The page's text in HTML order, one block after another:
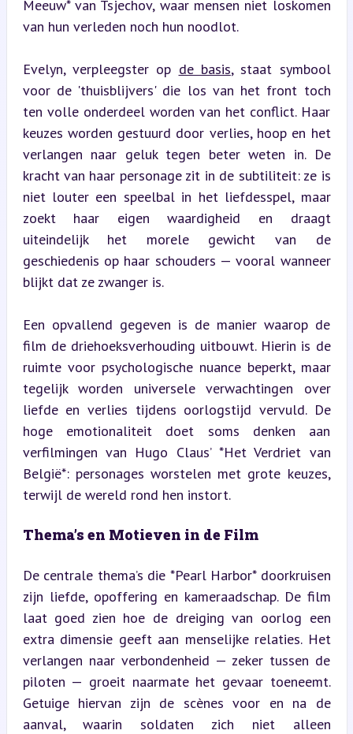
Meeuw* van Tsjechov, waar mensen niet loskomen
van hun verleden noch hun noodlot.
Evelyn, verpleegster op de basis, staat symbool
voor de 'thuisblijvers' die los van het front toch
ten volle onderdeel worden van het conflict. Haar
keuzes worden gestuurd door verlies, hoop en het
verlangen naar geluk tegen beter weten in. De
kracht van haar personage zit in de subtiliteit: ze is
niet louter een speelbal in het liefdesspel, maar
zoekt haar eigen waardigheid en draagt
uiteindelijk het morele gewicht van de
geschiedenis op haar schouders — vooral wanneer
blijkt dat ze zwanger is.
Een opvallend gegeven is de manier waarop de
film de driehoeksverhouding uitbouwt. Hierin is de
ruimte voor psychologische nuance beperkt, maar
tegelijk worden universele verwachtingen over
liefde en verlies tijdens oorlogstijd vervuld. De
hoge emotionaliteit doet soms denken aan
verfilmingen van Hugo Claus’ *Het Verdriet van
België*: personages worstelen met grote keuzes,
terwijl de wereld rond hen instort.
Thema’s en Motieven in de Film
De centrale thema’s die *Pearl Harbor* doorkruisen
zijn liefde, opoffering en kameraadschap. De film
laat goed zien hoe de dreiging van oorlog een
extra dimensie geeft aan menselijke relaties. Het
verlangen naar verbondenheid — zeker tussen de
piloten — groeit naarmate het gevaar toeneemt.
Getuige hiervan zijn de scènes voor en na de
aanval, waarin soldaten zich niet alleen